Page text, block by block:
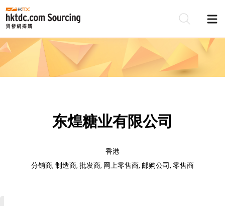
东煌糖业有限公司
香港
分销商, 制造商, 批发商, 网上零售商, 邮购公司, 零售商